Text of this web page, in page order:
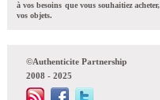
à vos besoins que vous souhaitiez
vos objets.
©Authenticite Partnership
2008 - 2025